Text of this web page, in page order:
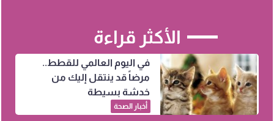
الأكثر قراءة
في اليوم العالمي للقطط..
مرضاً قد ينتقل إليك من
خدشة بسيطة
أخبار الصحة